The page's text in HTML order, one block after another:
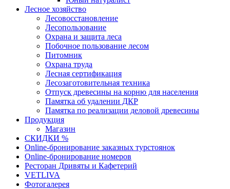
Лесное хозяйство
Лесовосстановление
Лесопользование
Охрана и защита леса
Побочное пользование лесом
Питомник
Охрана труда
Лесная сертификация
Лесозаготовительная техника
Отпуск древесины на корню для населения
Памятка об удалении ДКР
Памятка по реализации деловой древесины
Продукция
Магазин
СКИДКИ %
Оnline-бронирование заказных турстоянок
Оnline-бронирование номеров
Ресторан Дривяты и Кафетерий
VETLIVA
Фотогалерея